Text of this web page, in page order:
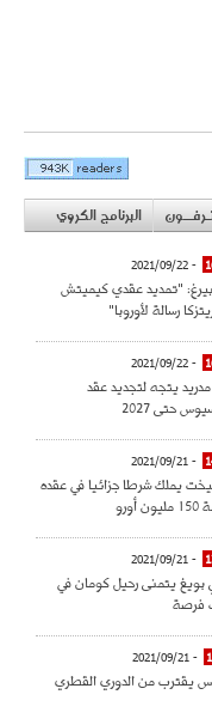
البرنامج الكروي
- 2021/09/22
"تمديد عقدي كيميتش
رسالة لأوروبا"
- 2021/09/22
يتجه لتجديد عقد
حتى 2027
- 2021/09/21
يملك شرطا جزائيا في عقده
- 2021/09/21
بويغ يتمنى رحيل كومان في
فرصة
- 2021/09/21
يقترب من الدوري القطري